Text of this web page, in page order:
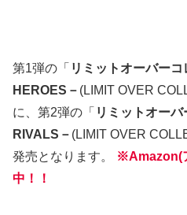
第1弾の「 リミットオーバー
HEROES－ (LIMIT OVER
に、第2弾の「 リミットオー
RIVALS－ (LIMIT OVER
発売となります。
※Amazon(
中！！